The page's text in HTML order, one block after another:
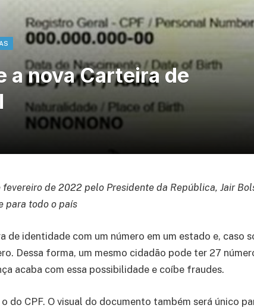
a nova Carteira de
de 2022 pelo Presidente da República, Jair
para todo o país
de identidade com um número em um estado e, caso
Dessa forma, um mesmo cidadão pode ter 27
acaba com essa possibilidade e coíbe fraudes.
do CPF. O visual do documento também será único